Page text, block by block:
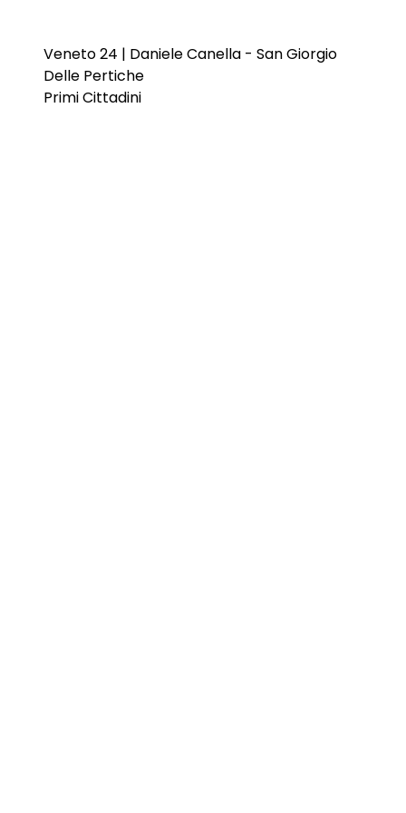
Veneto 24 | Daniele Canella - San Giorgio
Delle Pertiche
Primi Cittadini